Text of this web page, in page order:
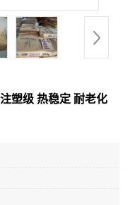
塑级 热稳定 耐老化